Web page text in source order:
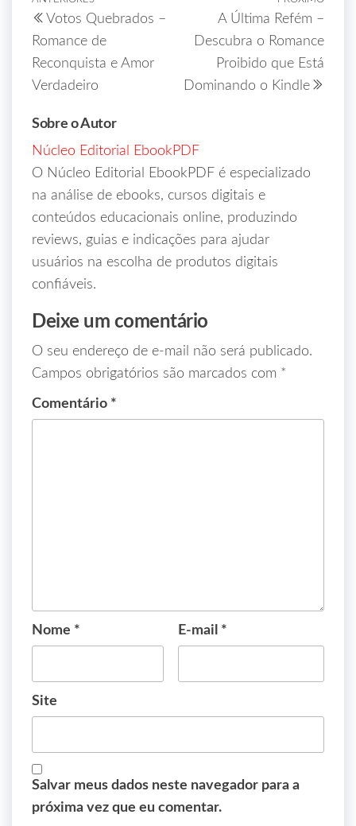
Votos Quebrados –
Romance de
Reconquista e Amor
Verdadeiro
A Última Refém –
Descubra o Romance
Proibido que Está
Dominando o Kindle
Sobre o Autor
Núcleo Editorial EbookPDF
O Núcleo Editorial EbookPDF é especializado
na análise de ebooks, cursos digitais e
conteúdos educacionais online, produzindo
reviews, guias e indicações para ajudar
usuários na escolha de produtos digitais
confiáveis.
Deixe um comentário
O seu endereço de e-mail não será publicado.
Campos obrigatórios são marcados com *
Comentário *
Nome * E-mail *
Site
Salvar meus dados neste navegador para a
próxima vez que eu comentar.